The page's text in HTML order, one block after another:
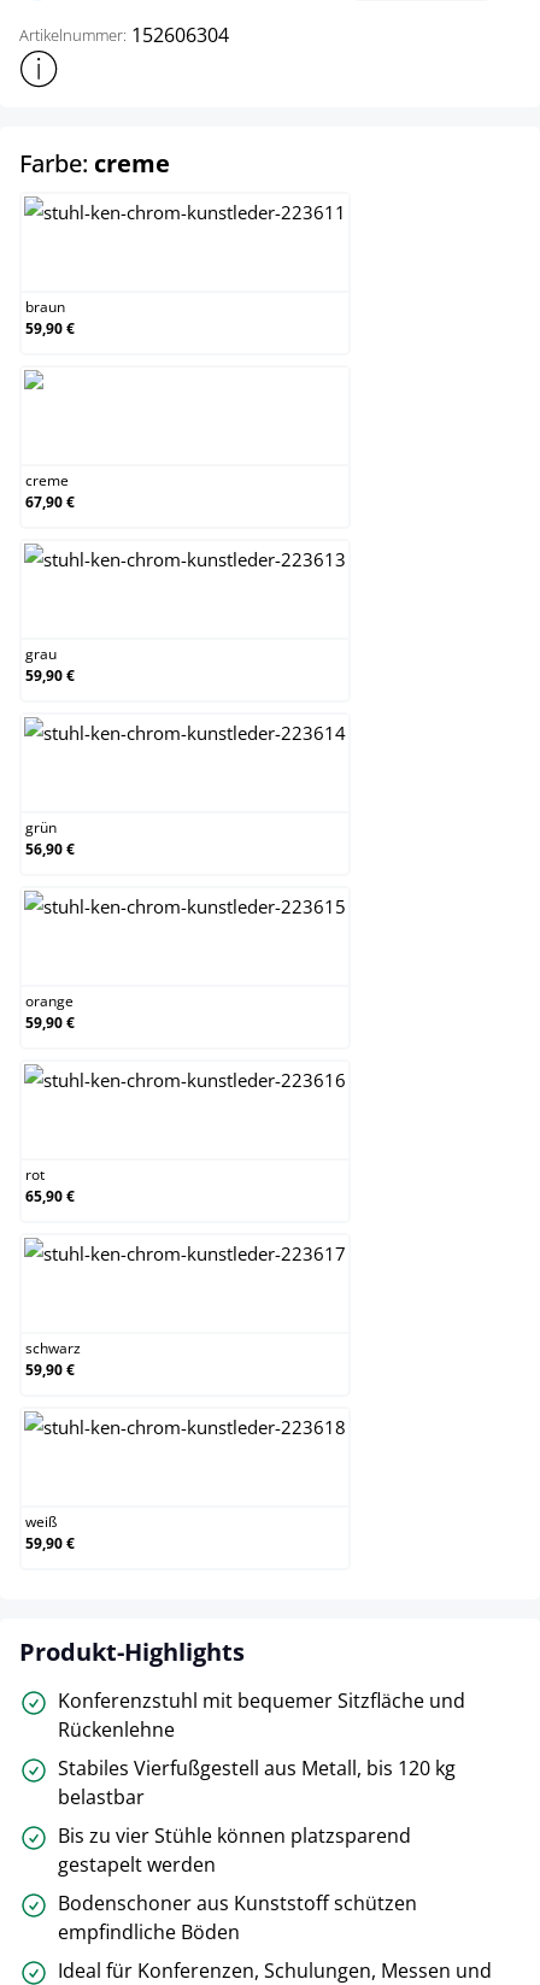
Artikelnummer: 152606304
Weitere Produktinformationen anzeigen
Farbe: creme
braun
59,90 €
creme
67,90 €
grau
59,90 €
grün
56,90 €
orange
59,90 €
rot
65,90 €
schwarz
59,90 €
weiß
59,90 €
Produkt-Highlights
Konferenzstuhl mit bequemer Sitzfläche und
Rückenlehne
Stabiles Vierfußgestell aus Metall, bis 120 kg
belastbar
Bis zu vier Stühle können platzsparend
gestapelt werden
Bodenschoner aus Kunststoff schützen
empfindliche Böden
Ideal für Konferenzen, Schulungen, Messen und